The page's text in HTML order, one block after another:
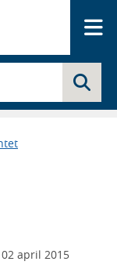
02 april 2015